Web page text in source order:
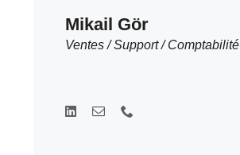
Mikail Gör
Ventes / Support / Comptabilité